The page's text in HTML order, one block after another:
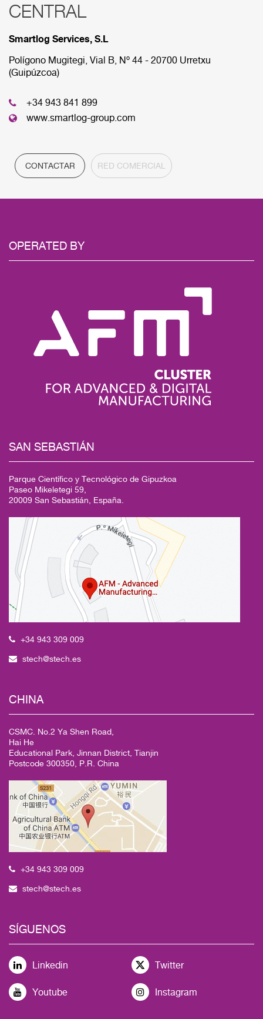
CENTRAL
Smartlog Services, S.L
Polígono Mugitegi, Vial B, Nº 44 - 20700 Urretxu
(Guipúzcoa)
+34 943 841 899
www.smartlog-group.com
CONTACTAR RED COMERCIAL
RED COMERCIAL
A continuación se muestran las diferens sedes que
componen nuestra red comercial.
OPERATED BY
SAN SEBASTIÁN
Parque Científico y Tecnológico de Gipuzkoa
Paseo Mikeletegi 59,
20009 San Sebastián, España.
+34 943 309 009
stech@stech.es
CHINA
CSMC. No.2 Ya Shen Road,
Hai He
Educational Park, Jinnan District, Tianjin
Postcode 300350, P.R. China
+34 943 309 009
stech@stech.es
SÍGUENOS
Linkedin Twitter
Youtube Instagram